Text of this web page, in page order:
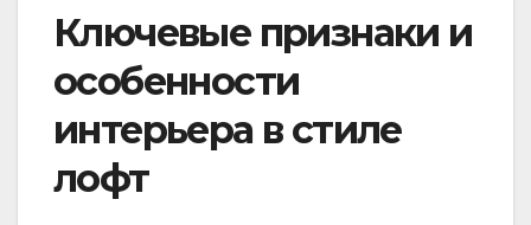
Ключевые признаки и
особенности
интерьера в стиле
лофт